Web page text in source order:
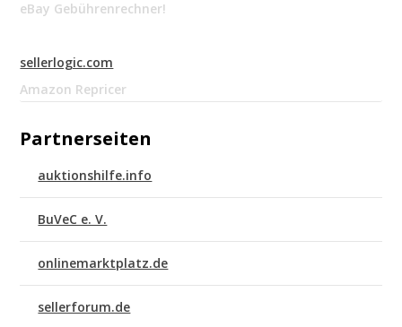
eBay Gebührenrechner!
sellerlogic.com
Amazon Repricer
Partnerseiten
auktionshilfe.info
BuVeC e. V.
onlinemarktplatz.de
sellerforum.de